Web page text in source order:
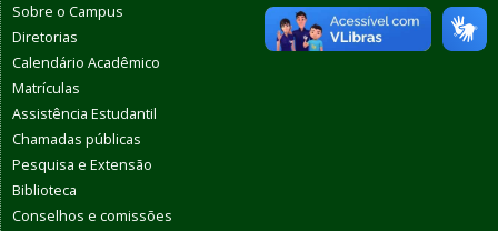
Sobre o Campus
Diretorias
Calendário Acadêmico
Matrículas
Assistência Estudantil
Chamadas públicas
Pesquisa e Extensão
Biblioteca
Conselhos e comissões